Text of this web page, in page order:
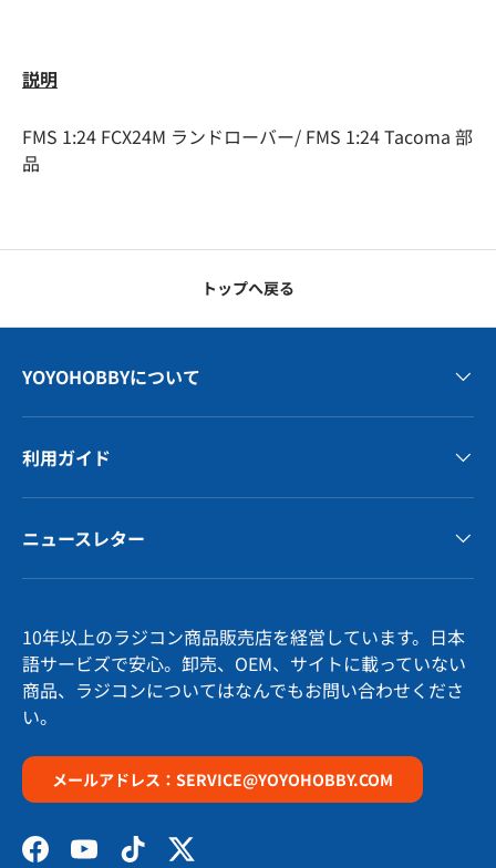
説明
FMS 1:24 FCX24M ランドローバー/ FMS 1:24 Tacoma 部
品
トップへ戻る
YOYOHOBBYについて
利用ガイド
ニュースレター
10年以上のラジコン商品販売店を経営しています。日本
語サービズで安心。卸売、OEM、サイトに載っていない
商品、ラジコンについてはなんでもお問い合わせくださ
い。
メールアドレス：SERVICE@YOYOHOBBY.COM
FacebookYouTubeTikTokTwitter